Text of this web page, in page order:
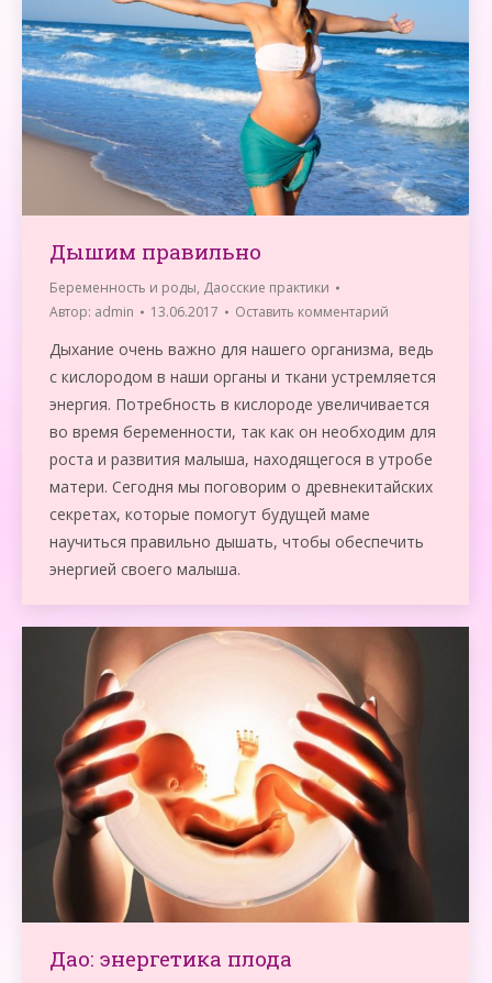
Дышим правильно
Беременность и роды, Даосские практики
Автор: admin 13.06.2017 Оставить комментарий
Дыхание очень важно для нашего организма, ведь
с кислородом в наши органы и ткани устремляется
энергия. Потребность в кислороде увеличивается
во время беременности, так как он необходим для
роста и развития малыша, находящегося в утробе
матери. Сегодня мы поговорим о древнекитайских
секретах, которые помогут будущей маме
научиться правильно дышать, чтобы обеспечить
энергией своего малыша.
Дао: энергетика плода